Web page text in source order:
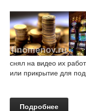
снял на видео их
или прикрытие для
Подробнее